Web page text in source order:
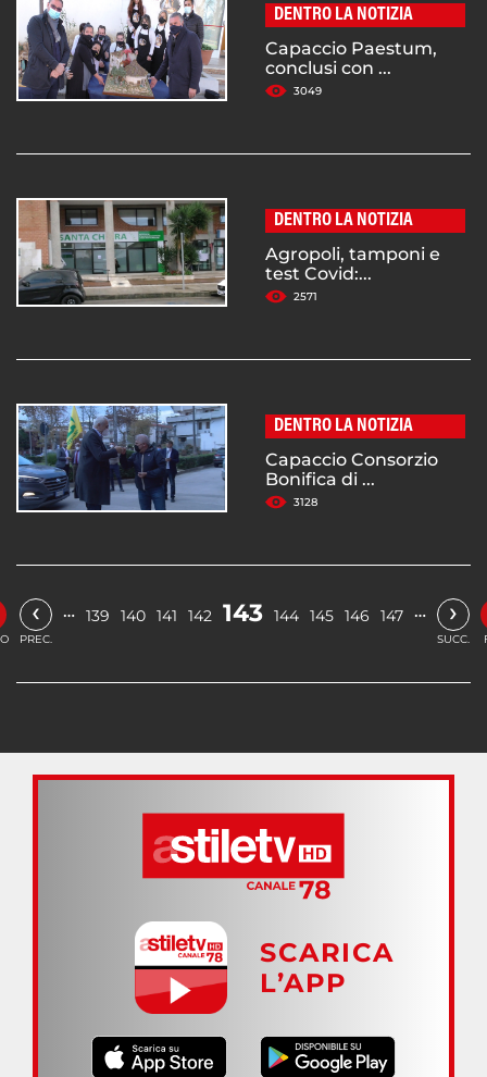
DENTRO LA NOTIZIA
Capaccio Paestum,
conclusi con ...
3049
DENTRO LA NOTIZIA
Agropoli, tamponi e
test Covid:...
2571
DENTRO LA NOTIZIA
Capaccio Consorzio
Bonifica di ...
3128
‹
PREC.
… 139 140 141 142 143 144 145 146 147 … ›
SUCC.
SCARICA
L’APP